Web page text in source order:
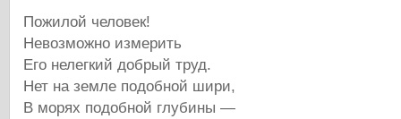
Пожилой человек!
Невозможно измерить
Его нелегкий добрый труд.
Нет на земле подобной шири,
В морях подобной глубины —